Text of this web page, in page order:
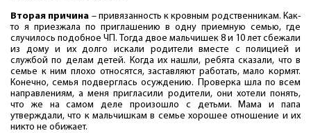
Вторая причина – привязанность к кровным родственникам. Как-
то я приезжала по приглашению в одну приемную семью, где
случилось подобное ЧП. Тогда двое мальчишек 8 и 10 лет сбежали
из дому и их долго искали родители вместе с полицией и
службой по делам детей. Когда их нашли, ребята сказали, что в
семье к ним плохо относятся, заставляют работать, мало кормят.
Конечно, семья подверглась осуждению. Проверка шла по всем
направлениям, а меня пригласили родители, они хотели понять,
что же на самом деле произошло с детьми. Мама и папа
утверждали, что к мальчишкам в семье хорошее отношение и их
никто не обижает.